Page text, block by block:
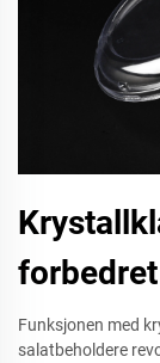
Funksjonen med
salatbeholdere